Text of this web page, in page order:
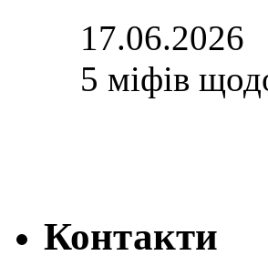
17.06.2026
5 міфів
Контакти